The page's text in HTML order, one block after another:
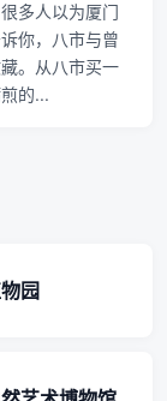
多人以为厦门
你，八市与曾
。从八市买一
的...
园